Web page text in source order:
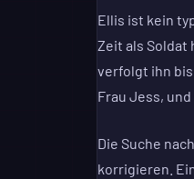
Ellis ist kein
Zeit als Soldat
verfolgt ihn
Frau Jess,
Die Suche
korrigieren.